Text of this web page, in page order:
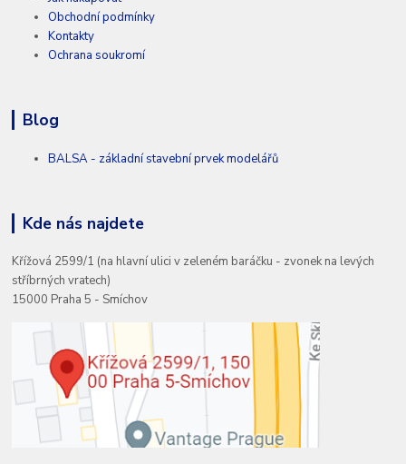
Obchodní podmínky
Kontakty
Ochrana soukromí
Blog
BALSA - základní stavební prvek modelářů
Kde nás najdete
Křížová 2599/1 (na hlavní ulici v zeleném baráčku - zvonek na levých
stříbrných vratech)
15000 Praha 5 - Smíchov